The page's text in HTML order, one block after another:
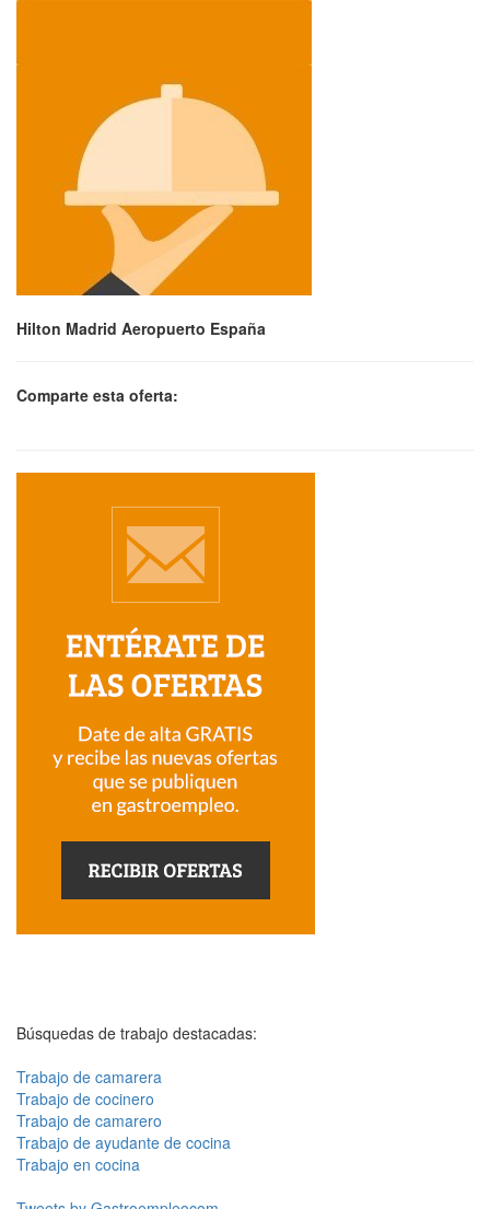
Hilton Madrid Aeropuerto España
Comparte esta oferta:
Búsquedas de trabajo destacadas:
Trabajo de camarera
Trabajo de cocinero
Trabajo de camarero
Trabajo de ayudante de cocina
Trabajo en cocina